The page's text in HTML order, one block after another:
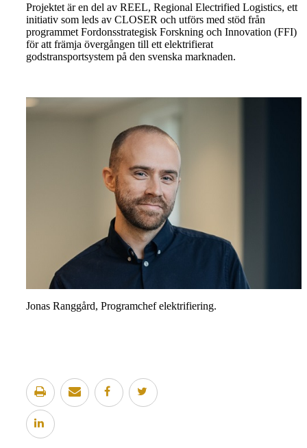
Projektet är en del av REEL, Regional Electrified Logistics, ett
initiativ som leds av CLOSER och utförs med stöd från
programmet Fordonsstrategisk Forskning och Innovation (FFI)
för att främja övergången till ett elektrifierat
godstransportsystem på den svenska marknaden.
Jonas Ranggård, Programchef elektrifiering.